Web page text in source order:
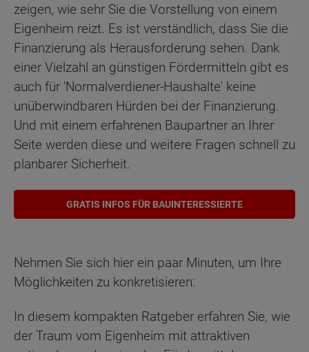
zeigen, wie sehr Sie die Vorstellung von einem
Eigenheim reizt. Es ist verständlich, dass Sie die
Finanzierung als Herausforderung sehen. Dank
einer Vielzahl an günstigen Fördermitteln gibt es
auch für 'Normalverdiener-Haushalte' keine
unüberwindbaren Hürden bei der Finanzierung.
Und mit einem erfahrenen Baupartner an Ihrer
Seite werden diese und weitere Fragen schnell zu
planbarer Sicherheit.
GRATIS INFOS FÜR BAUINTERESSIERTE
Nehmen Sie sich hier ein paar Minuten, um Ihre
Möglichkeiten zu konkretisieren:
In diesem kompakten Ratgeber erfahren Sie, wie
der Traum vom Eigenheim mit attraktiven